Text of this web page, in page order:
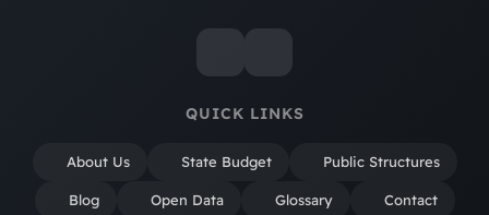
QUICK LINKS
About Us State Budget Public Structures
Blog Open Data Glossary Contact